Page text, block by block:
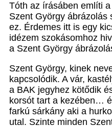
Tóth az írásáben említi
Szent György ábrázolás
ez. Érdemes itt is egy
idézem szokásomhoz
a Szent György
Szent György, kinek
kapcsolódik. A vár,
a BAK jegyhez kötődik
korsót tart a kezében…
farkú sárkány aki a
utal. Szinte minden